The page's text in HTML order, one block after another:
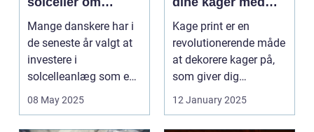
vinteren?
Mange danskere har i
de seneste år valgt at
investere i
solcelleanlæg som en
bæred...
08 May 2025
kage print
Kage print er en
revolutionerende måde
at dekorere kager på,
som giver dig
mulighed for ...
12 January 2025